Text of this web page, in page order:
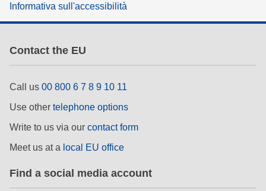
Informativa sull'accessibilità
Contact the EU
Call us 00 800 6 7 8 9 10 11
Use other telephone options
Write to us via our contact form
Meet us at a local EU office
Find a social media account